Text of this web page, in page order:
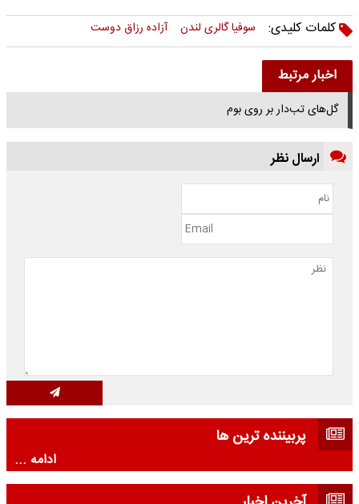
کلمات کلیدی:
سوفیا گالری لندن آزاده رزاق دوست
اخبار مرتبط
گل‌های تب‌دار بر روی بوم
ارسال نظر
پربیننده ترین ها
ادامه ...